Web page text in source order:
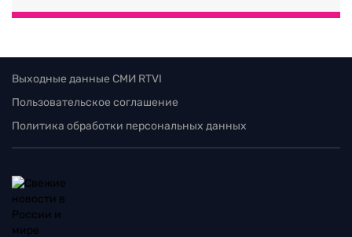
Выходные данные СМИ RTVI
Пользовательское соглашение
Политика обработки персональных данных